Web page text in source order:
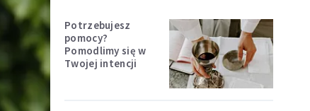
Potrzebujesz
pomocy?
Pomodlimy się w
Twojej intencji